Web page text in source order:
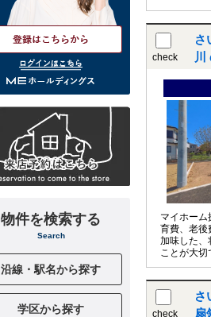
check
さ
川
マイホーム
育費、老後
加味した、
ことが大切
実施します。
check
さ
扇
ログインはこちら
物件を検索する
Search
沿線・駅名から探す
学区から探す